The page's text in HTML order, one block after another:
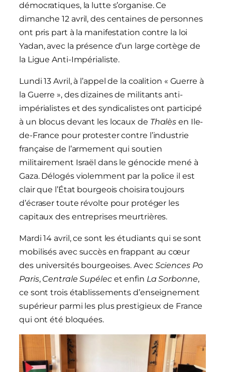
démocratiques, la lutte s’organise. Ce
dimanche 12 avril, des centaines de personnes
ont pris part à la manifestation contre la loi
Yadan, avec la présence d’un large cortège de
la Ligue Anti-Impérialiste.
Lundi 13 Avril, à l’appel de la coalition « Guerre à
la Guerre », des dizaines de militants anti-
impérialistes et des syndicalistes ont participé
à un blocus devant les locaux de Thalès en Ile-
de-France pour protester contre l’industrie
française de l’armement qui soutien
militairement Israël dans le génocide mené à
Gaza. Délogés violemment par la police il est
clair que l’État bourgeois choisira toujours
d’écraser toute révolte pour protéger les
capitaux des entreprises meurtrières.
Mardi 14 avril, ce sont les étudiants qui se sont
mobilisés avec succès en frappant au cœur
des universités bourgeoises. Avec Sciences Po
Paris, Centrale Supélecet enfin La Sorbonne,
ce sont trois établissements d’enseignement
supérieur parmi les plus prestigieux de France
qui ont été bloquées.